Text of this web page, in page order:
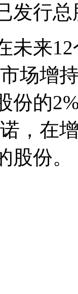
发行
来12
场增
份的
，在
份。